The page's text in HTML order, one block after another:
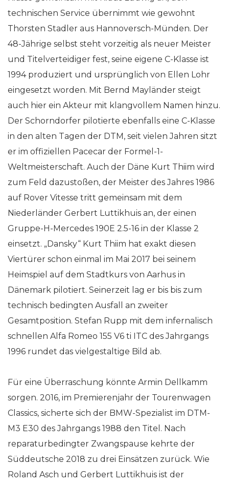
technischen Service übernimmt wie gewohnt
Thorsten Stadler aus Hannoversch-Münden. Der
48-Jährige selbst steht vorzeitig als neuer Meister
und Titelverteidiger fest, seine eigene C-Klasse ist
1994 produziert und ursprünglich von Ellen Lohr
eingesetzt worden. Mit Bernd Mayländer steigt
auch hier ein Akteur mit klangvollem Namen hinzu.
Der Schorndorfer pilotierte ebenfalls eine C-Klasse
in den alten Tagen der DTM, seit vielen Jahren sitzt
er im offiziellen Pacecar der Formel-1-
Weltmeisterschaft. Auch der Däne Kurt Thiim wird
zum Feld dazustoßen, der Meister des Jahres 1986
auf Rover Vitesse tritt gemeinsam mit dem
Niederländer Gerbert Luttikhuis an, der einen
Gruppe-H-Mercedes 190E 2.5-16 in der Klasse 2
einsetzt. „Dansky“ Kurt Thiim hat exakt diesen
Viertürer schon einmal im Mai 2017 bei seinem
Heimspiel auf dem Stadtkurs von Aarhus in
Dänemark pilotiert. Seinerzeit lag er bis bis zum
technisch bedingten Ausfall an zweiter
Gesamtposition. Stefan Rupp mit dem infernalisch
schnellen Alfa Romeo 155 V6 ti ITC des Jahrgangs
1996 rundet das vielgestaltige Bild ab.
Für eine Überraschung könnte Armin Dellkamm
sorgen. 2016, im Premierenjahr der Tourenwagen
Classics, sicherte sich der BMW-Spezialist im DTM-
M3 E30 des Jahrgangs 1988 den Titel. Nach
reparaturbedingter Zwangspause kehrte der
Süddeutsche 2018 zu drei Einsätzen zurück. Wie
Roland Asch und Gerbert Luttikhuis ist der